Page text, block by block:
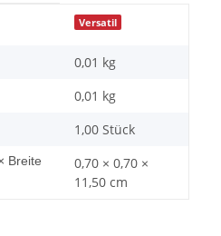
Versatil
0,01 kg
0,01 kg
1,00 Stück
Breite
0,70 × 0,70 ×
11,50 cm